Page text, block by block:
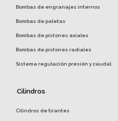
Bombas de engranajes internos
Bombas de paletas
Bombas de pistones axiales
Bombas de pistones radiales
Sistema regulación presión y caudal
Cilindros
Cilindros de tirantes